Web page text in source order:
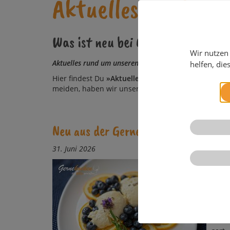
Wir
helfen,
Aktuelles rund um
Was ist neu bei Gernekochen -
Aktuelles rund um un­seren Food­blog
Hier findest Du »Aktuel­les«, neue Re­zep­te und
mei­den, ha­ben wir un­se­re Blog-Ar­chi­ve
Neu aus der Gerneküche: Kefir-
31. Juni 2026